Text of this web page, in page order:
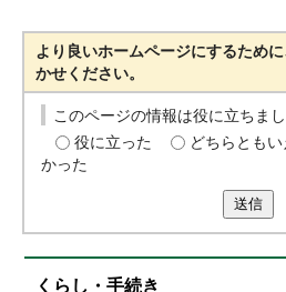
より良いホームページにするため
かせください。
このページの情報は役に立ちま
役に立った
どちらとも
かった
送信
くらし・手続き